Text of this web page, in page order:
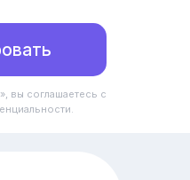
вы соглашаетесь с